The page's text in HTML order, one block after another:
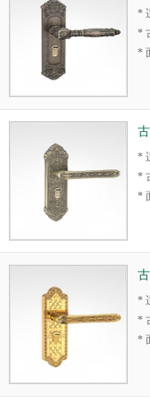
*
*
高
*
*
*
*
*
*
高
*
*
*
*
*
*
高
*
*
*